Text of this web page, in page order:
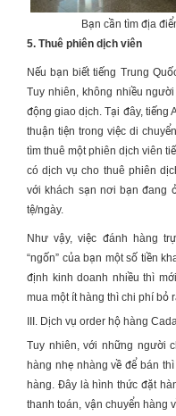
Bạn cần tìm địa
5. Thuê phiên dịch viên
Nếu bạn biết tiếng Trung
Tuy nhiên, không nhiều
động giao dịch. Tại đây, tiếng
thuận tiện trong việc di
tìm thuê một phiên dịch viên
có dịch vụ cho thuê phiên
với khách sạn nơi bạn đang
tệ/ngày.
Như vậy, việc đánh hàng
“ngốn” của bạn một số tiền
định kinh doanh nhiều thì
mua một ít hàng thì chi phí bỏ
III. Dịch vụ order hộ hàng
Tuy nhiên, với những người
hàng nhẹ nhàng về để bán
hàng. Đây là hình thức đặt
thanh toán, vận chuyển hàng